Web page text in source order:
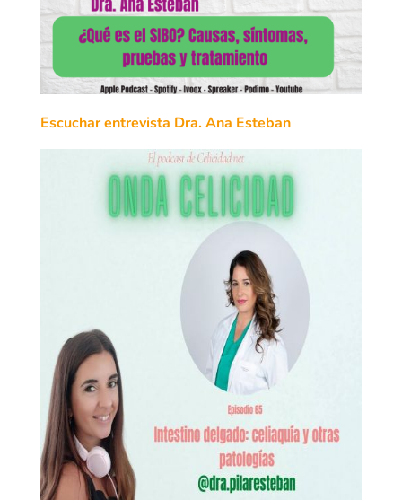
Escuchar entrevista Dra. Ana Esteban